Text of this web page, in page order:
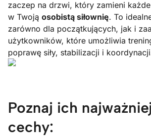
zaczep na drzwi, który zamieni
w Twoją osobistą siłownię. To
zarówno dla początkujących, jak i
użytkowników, które umożliwia
poprawę siły, stabilizacji i
Poznaj ich
cechy: